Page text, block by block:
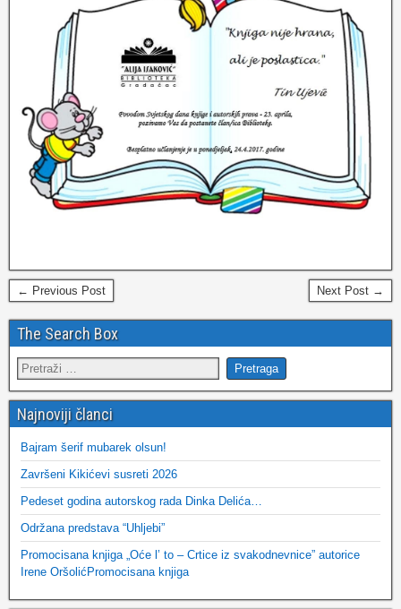
← Previous Post Next Post →
The Search Box
Najnoviji članci
Bajram šerif mubarek olsun!
Završeni Kikićevi susreti 2026
Pedeset godina autorskog rada Dinka Delića…
Održana predstava “Uhljebi”
Promocisana knjiga „Oće l’ to – Crtice iz svakodnevnice” autorice
Irene OršolićPromocisana knjiga